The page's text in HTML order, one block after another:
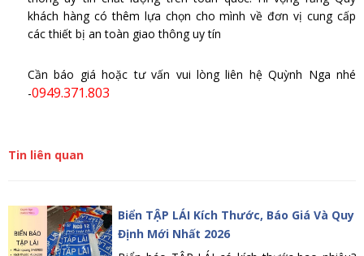
khách hàng có thêm lựa chọn cho mình về đơn vị cung cấp
các thiết bị an toàn giao thông uy tín
Cần báo giá hoặc tư vấn vui lòng liên hệ Quỳnh Nga nhé
-0949.371.803
Tin liên quan
Biển TẬP LÁI Kích Thước, Báo Giá Và Quy
Định Mới Nhất 2026